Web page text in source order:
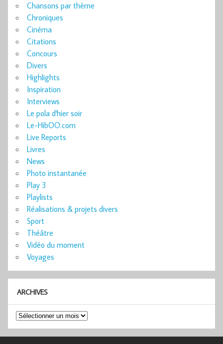
Chansons par thème
Chroniques
Cinéma
Citations
Concours
Divers
Highlights
Inspiration
Interviews
Le pola d'hier soir
Le-HibOO.com
Live Reports
Livres
News
Photo instantanée
Play 3
Playlists
Réalisations & projets divers
Sport
Théâtre
Vidéo du moment
Voyages
ARCHIVES
Archives